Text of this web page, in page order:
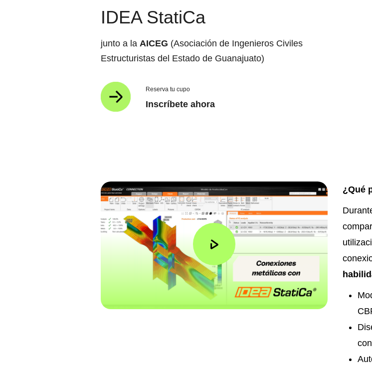
navegación
IDEA StatiCa
junto a la AICEG (Asociación de Ingenieros Civiles
Estructuristas del Estado de Guanajuato)
Reserva tu cupo
Inscríbete ahora
¿Qué